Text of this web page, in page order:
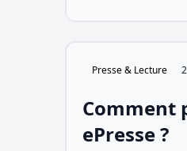
Presse & Lecture
Comment
ePresse ?